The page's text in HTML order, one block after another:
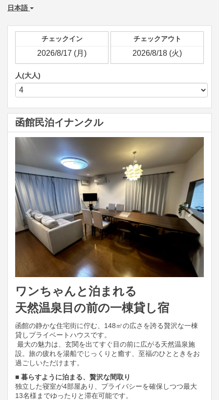
日本語
チェックイン チェックアウト
人(大人)
函館民泊イナンクル
Previous
Next
ワンちゃんと泊まれる
天然温泉目の前の一棟貸し宿
函館の静かな住宅街に佇む、148㎡の広さを誇る贅沢な一棟
貸しプライベートハウスです。
最大の魅力は、玄関を出てすぐ目の前に広がる天然温泉施
設。旅の疲れを湯船でじっくりと癒す、至福のひとときをお
過ごしいただけます。
■ 暮らすように泊まる、贅沢な間取り
独立した寝室が4部屋あり、プライバシーを確保しつつ最大
13名様までゆったりと滞在可能です。